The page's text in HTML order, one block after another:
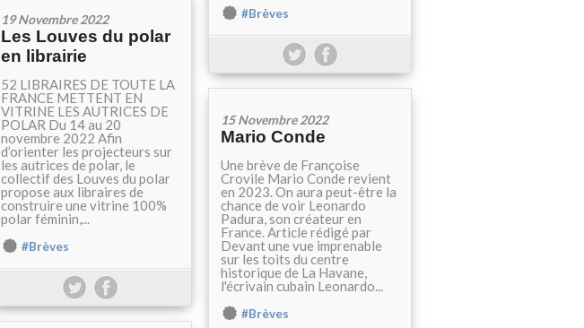
#Brèves
19 Novembre 2022
Les Louves du polar
en librairie
52 LIBRAIRES DE TOUTE LA
FRANCE METTENT EN
VITRINE LES AUTRICES DE
POLAR Du 14 au 20
novembre 2022 Afin
d’orienter les projecteurs sur
les autrices de polar, le
collectif des Louves du polar
propose aux libraires de
construire une vitrine 100%
polar féminin,...
#Brèves
15 Novembre 2022
Mario Conde
Une brève de Françoise
Crovile Mario Conde revient
en 2023. On aura peut-être la
chance de voir Leonardo
Padura, son créateur en
France. Article rédigé par
Devant une vue imprenable
sur les toits du centre
historique de La Havane,
l'écrivain cubain Leonardo...
#Brèves